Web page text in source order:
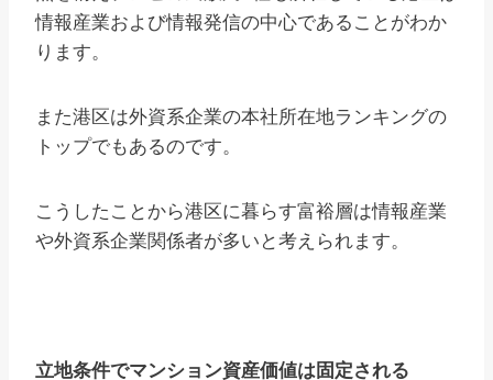
情報産業および情報発信の中心であることがわか
ります。
また港区は外資系企業の本社所在地ランキングの
トップでもあるのです。
こうしたことから港区に暮らす富裕層は情報産業
や外資系企業関係者が多いと考えられます。
立地条件でマンション資産価値は固定される